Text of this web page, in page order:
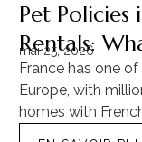
Pet Policies
Rentals:
mai 25, 2026
France has one
Europe, with
homes with